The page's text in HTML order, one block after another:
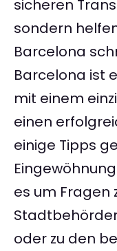
sicheren
sondern
Barcelona
Barcelona ist
mit einem
einen
einige Tipps
es um Fragen
oder zu den